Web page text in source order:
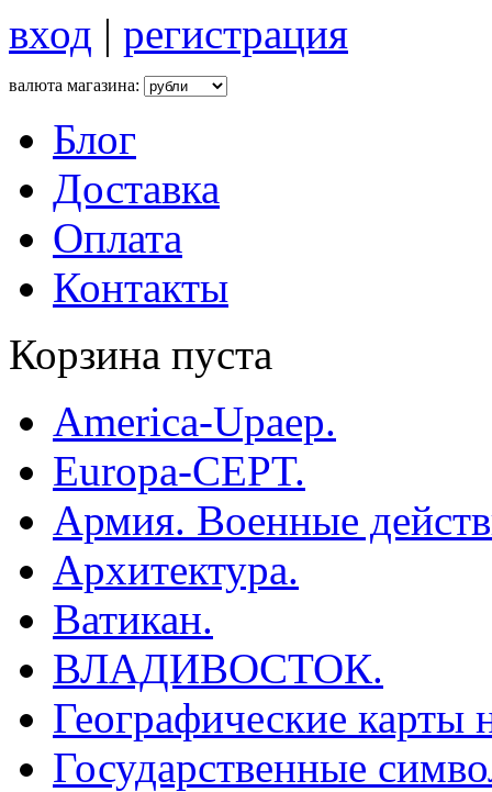
вход | регистрация
валюта магазина:
Блог
Доставка
Оплата
Контакты
Корзина пуста
America-Upaep.
Europa-CEPT.
Армия. Военные
Архитектура.
Ватикан.
ВЛАДИВОСТОК.
Географические карты
Государственные